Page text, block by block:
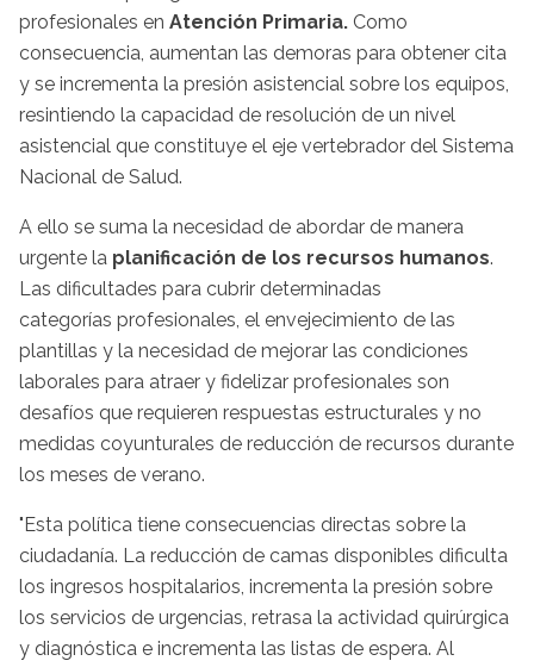
profesionales en Atención Primaria. Como
consecuencia, aumentan las demoras para obtener cita
y se incrementa la presión asistencial sobre los equipos,
resintiendo la capacidad de resolución de un nivel
asistencial que constituye el eje vertebrador del Sistema
Nacional de Salud.
A ello se suma la necesidad de abordar de manera
urgente la planificación de los recursos humanos.
Las dificultades para cubrir determinadas
categorías profesionales, el envejecimiento de las
plantillas y la necesidad de mejorar las condiciones
laborales para atraer y fidelizar profesionales son
desafíos que requieren respuestas estructurales y no
medidas coyunturales de reducción de recursos durante
los meses de verano.
"Esta política tiene consecuencias directas sobre la
ciudadanía. La reducción de camas disponibles dificulta
los ingresos hospitalarios, incrementa la presión sobre
los servicios de urgencias, retrasa la actividad quirúrgica
y diagnóstica e incrementa las listas de espera. Al